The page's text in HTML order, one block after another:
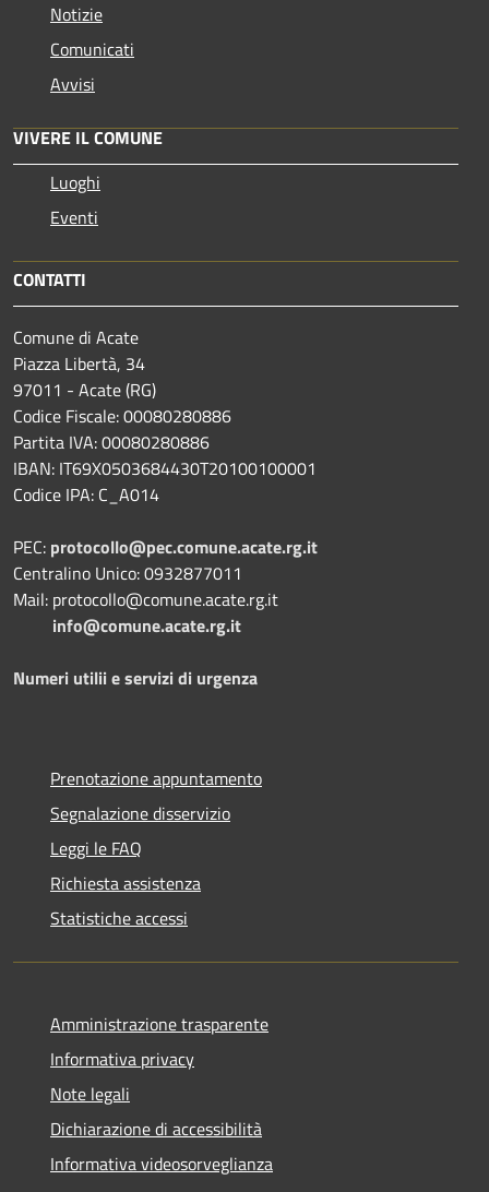
Notizie
Comunicati
Avvisi
VIVERE IL COMUNE
Luoghi
Eventi
CONTATTI
Comune di Acate
Piazza Libertà, 34
97011 - Acate (RG)
Codice Fiscale: 00080280886
Partita IVA: 00080280886
IBAN: IT69X0503684430T20100100001
Codice IPA: C_A014
PEC: protocollo@pec.comune.acate.rg.it
Centralino Unico: 0932877011
Mail: protocollo@comune.acate.rg.it
info@comune.acate.rg.it
Numeri utilii e servizi di urgenza
Prenotazione appuntamento
Segnalazione disservizio
Leggi le FAQ
Richiesta assistenza
Statistiche accessi
Amministrazione trasparente
Informativa privacy
Note legali
Dichiarazione di accessibilità
Informativa videosorveglianza